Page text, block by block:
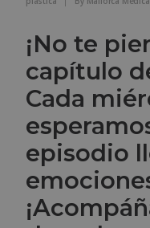
¡No te
capítulo
Cada
episodio